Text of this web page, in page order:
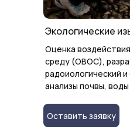
Оставить заявку
Оценка
среду (ОВОС),
радоиологический
анализы почвы,
Экологические
О компании ООО «БАУ
11 лет на рынке
БАУ Проект
деятельность в качестве
Почему мы заслуживаем
специалистам можно